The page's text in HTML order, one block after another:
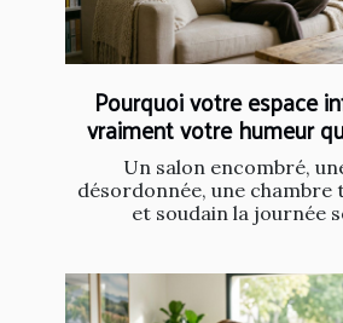
Pourquoi votre espace
vraiment votre humeur
Un salon encombré,
désordonnée, une chambre
et soudain la journée